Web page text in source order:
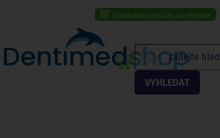
Objednávka pomůcky na ePoukaz
VYHLEDAT